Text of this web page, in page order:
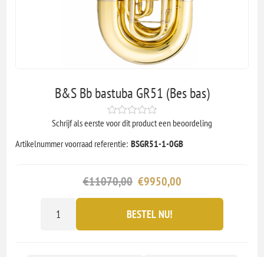
B&S Bb bastuba GR51 (Bes bas)
Schrijf als eerste voor dit product een beoordeling
Artikelnummer voorraad referentie: BSGR51-1-0GB
€11070,00 €9950,00
BESTEL NU!